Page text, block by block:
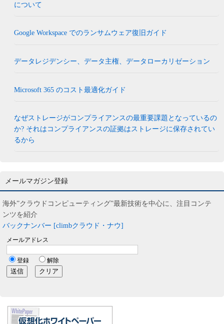
について
Google Workspace でのランサムウェア復旧ガイド
データレジデンシー、データ主権、データローカリゼーション
Microsoft 365 のコスト最適化ガイド
なぜストレージがコンプライアンスの最重要課題となっているの
か? それはコンプライアンスの証拠はストレージに保存されてい
るから
メールマガジン登録
海外”クラウドコンピューティング”最新技術を中心に、注目コンテ
ンツを紹介
バックナンバー [climbクラウド・ナウ]